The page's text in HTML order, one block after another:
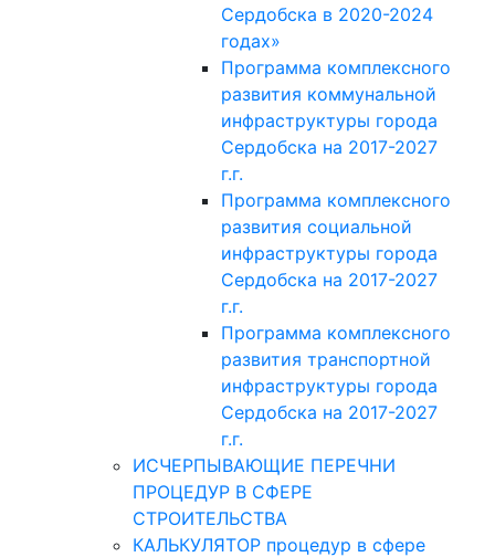
Сердобска в 2020-2024
годах»
Программа комплексного
развития коммунальной
инфраструктуры города
Сердобска на 2017-2027
г.г.
Программа комплексного
развития социальной
инфраструктуры города
Сердобска на 2017-2027
г.г.
Программа комплексного
развития транспортной
инфраструктуры города
Сердобска на 2017-2027
г.г.
ИСЧЕРПЫВАЮЩИЕ ПЕРЕЧНИ
ПРОЦЕДУР В СФЕРЕ
СТРОИТЕЛЬСТВА
КАЛЬКУЛЯТОР процедур в сфере